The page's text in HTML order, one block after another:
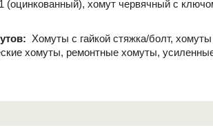
(оцинкованный), хомут червячный с
Хомуты с гайкой стяжка/болт,
хомуты, ремонтные хомуты,